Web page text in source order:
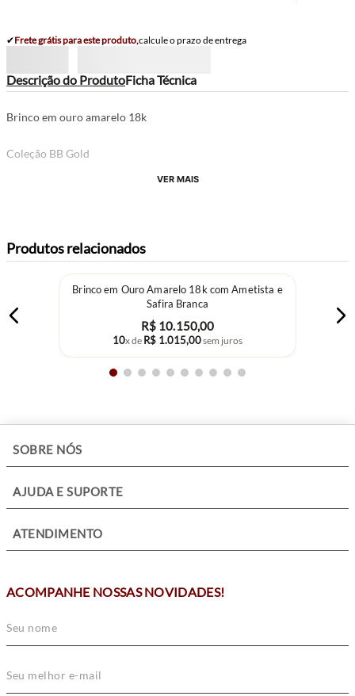
✔Frete grátis para este produto,calcule o prazo de entrega
Descrição do ProdutoFicha Técnica
Brinco em ouro amarelo 18k
Coleção BB Gold
VER MAIS
Produtos relacionados
Brinco em Ouro Amarelo 18k com Ametista e
Safira Branca
R$ 10.150,00
10x de R$ 1.015,00sem juros
SOBRE NÓS
AJUDA E SUPORTE
ATENDIMENTO
ACOMPANHE NOSSAS NOVIDADES!